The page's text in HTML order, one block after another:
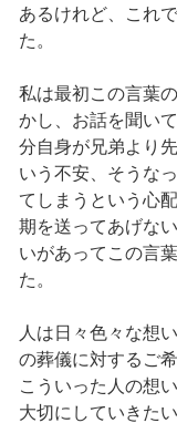
あるけれど、これ
た。
私は最初この言葉
かし、お話を聞い
分自身が兄弟より
いう不安、そうな
てしまうという心
期を送ってあげな
いがあってこの言
た。
人は日々色々な想
の葬儀に対するご
こういった人の想
大切にしていきた